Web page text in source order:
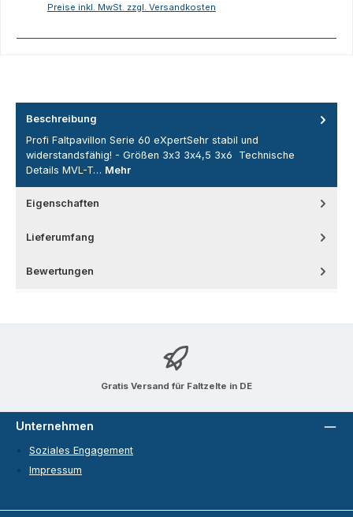
Preise inkl. MwSt. zzgl. Versandkosten
Beschreibung
Profi Faltpavillon Serie 60 eXpertSehr stabil und
widerstandsfähig! - Größen 3x3 3x4,5 3x6 Technische
Details MVL-T… Mehr
Eigenschaften
Lieferumfang
Bewertungen
Gratis Versand für Faltzelte in DE
Unternehmen
Soziales Engagement
Impressum